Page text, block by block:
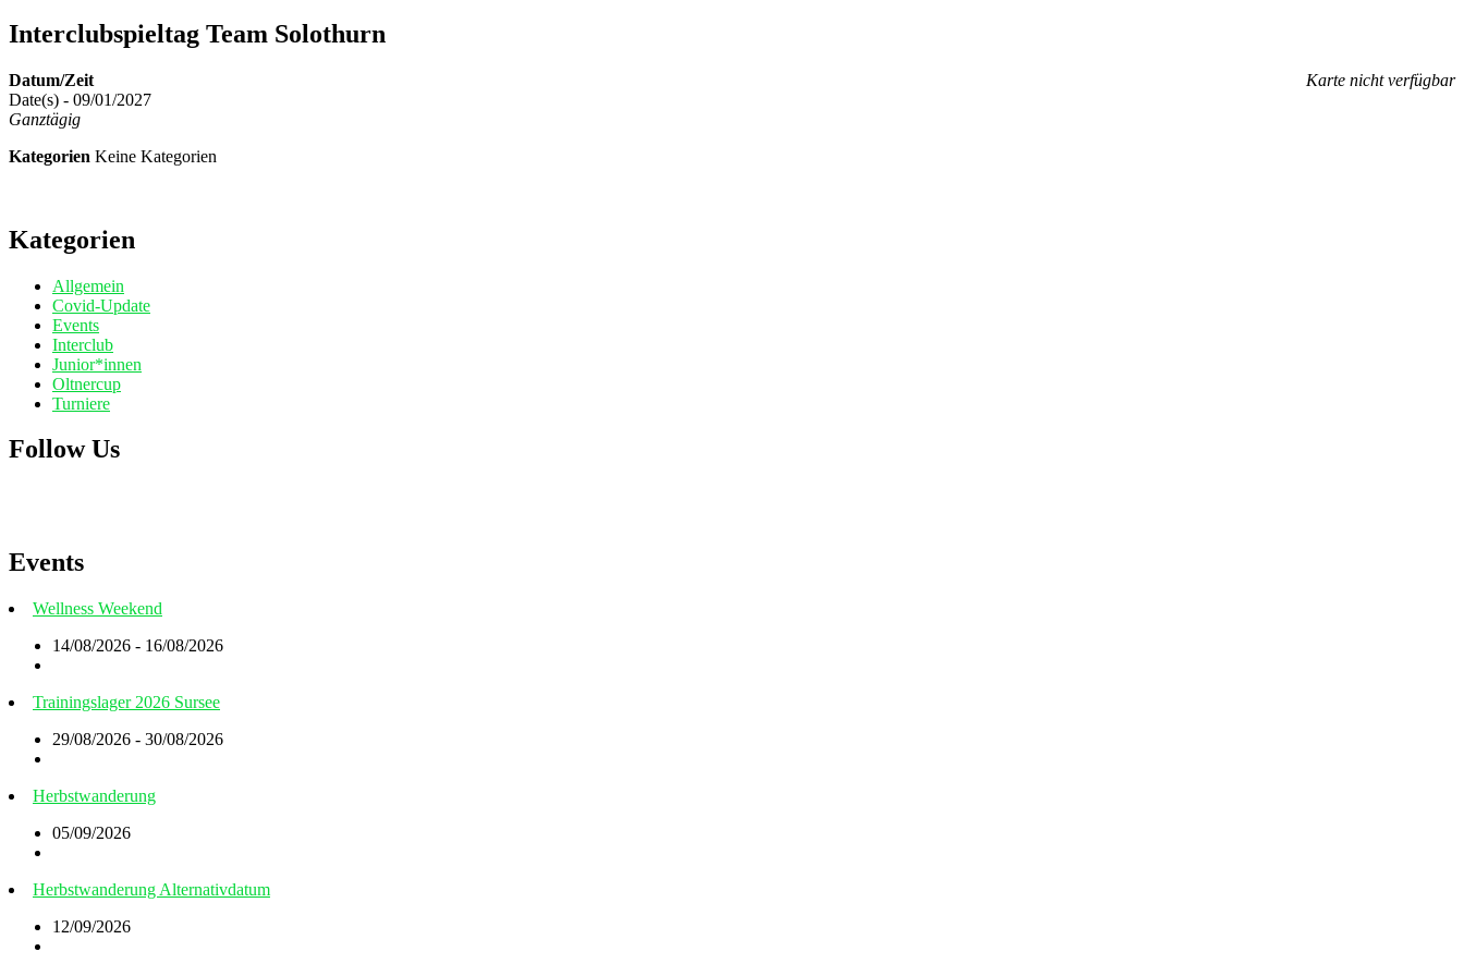
Interclubspieltag Team Solothurn
Karte nicht verfügbar
Datum/Zeit
Date(s) - 09/01/2027
Ganztägig
Kategorien Keine Kategorien
Kategorien
Allgemein
Covid-Update
Events
Interclub
Junior*innen
Oltnercup
Turniere
Follow Us
Events
Wellness Weekend
14/08/2026 - 16/08/2026
Trainingslager 2026 Sursee
29/08/2026 - 30/08/2026
Herbstwanderung
05/09/2026
Herbstwanderung Alternativdatum
12/09/2026